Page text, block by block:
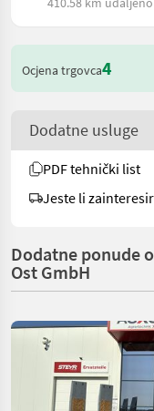
Ocjena trgovca4
Dodatne usluge
PDF tehnički list
Jeste li
Dodatne ponude
Ost GmbH